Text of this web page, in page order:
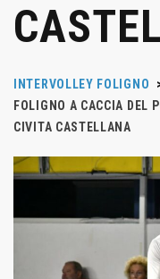
INTERVOLLEY FOLIGNO
FOLIGNO A CACCIA DEL
CIVITA CASTELLANA